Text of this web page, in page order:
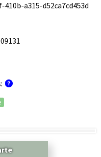
410b-a315-d52ca7cd453d